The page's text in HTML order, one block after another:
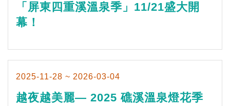
「屏東四重溪溫泉季」11/21盛大開
幕！
2025-11-28 ~ 2026-03-04
越夜越美麗— 2025 礁溪溫泉燈花季